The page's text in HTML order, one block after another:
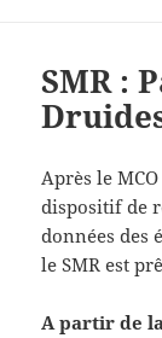
SMR :
Après le
dispositif de
données des
le SMR est
A partir de